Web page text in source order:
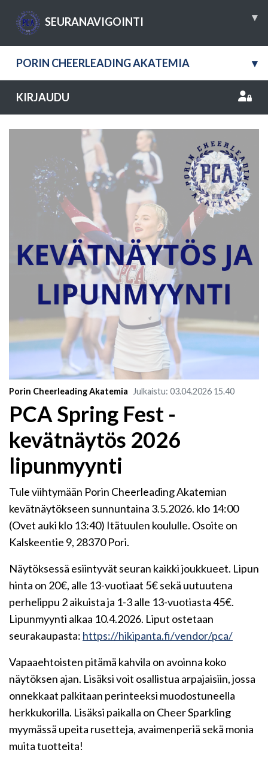
SEURANAVIGOINTI ▾
PORIN CHEERLEADING AKATEMIA ▾
KIRJAUDU
Porin Cheerleading Akatemia Julkaistu: 03.04.2026 15.40
PCA Spring Fest -
kevätnäytös 2026
lipunmyynti
Tule viihtymään Porin Cheerleading Akatemian
kevätnäytökseen sunnuntaina 3.5.2026. klo 14:00
(Ovet auki klo 13:40) Itätuulen koululle. Osoite on
Kalskeentie 9, 28370 Pori.
Näytöksessä esiintyvät seuran kaikki joukkueet. Lipun
hinta on 20€, alle 13-vuotiaat 5€ sekä uutuutena
perhelippu 2 aikuista ja 1-3 alle 13-vuotiasta 45€.
Lipunmyynti alkaa 10.4.2026. Liput ostetaan
seurakaupasta: https://hikipanta.fi/vendor/pca/
Vapaaehtoisten pitämä kahvila on avoinna koko
näytöksen ajan. Lisäksi voit osallistua arpajaisiin, jossa
onnekkaat palkitaan perinteeksi muodostuneella
herkkukorilla. Lisäksi paikalla on Cheer Sparkling
myymässä upeita rusetteja, avaimenperiä sekä monia
muita tuotteita!